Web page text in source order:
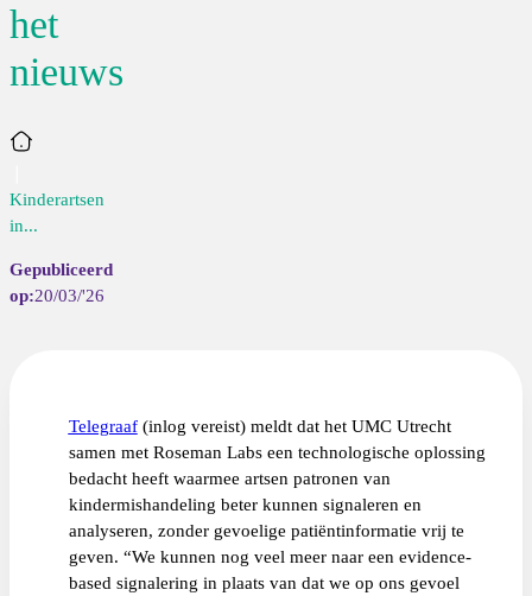
het
nieuws
Home
Kinderartsen
in...
20/03/'26
Telegraaf(inlog vereist) meldt dat het UMC Utrecht
samen met Roseman Labs een technologische oplossing
bedacht heeft waarmee artsen patronen van
kindermishandeling beter kunnen signaleren en
analyseren, zonder gevoelige patiëntinformatie vrij te
geven. “We kunnen nog veel meer naar een evidence-
based signalering in plaats van dat we op ons gevoel